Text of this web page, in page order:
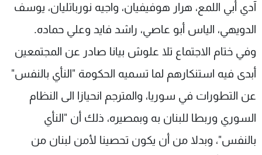
آدي أبي اللمع، هرار هوفيفيان، واجيه نورباتليان، يوسف
الدويهي، الياس أبو عاصي، راشد فايد وعلي حماده.
وفي ختام الاجتماع تلا علوش بيانا صادر عن المجتمعين
أبدى فيه استنكارهم لما تسميه الحكومة "النأي بالنفس"
عن التطورات في سوريا، والمترجم انحيازا الى النظام
السوري وربطا للبنان به وبمصيره، ذلك أن "النأي
بالنفس"، وبدلا من أن يكون تحصينا لأمن لبنان من
جدول البرامج
شاهد البرامج
الترددات
الإنـتـاج
وظائف
تواصل معنا